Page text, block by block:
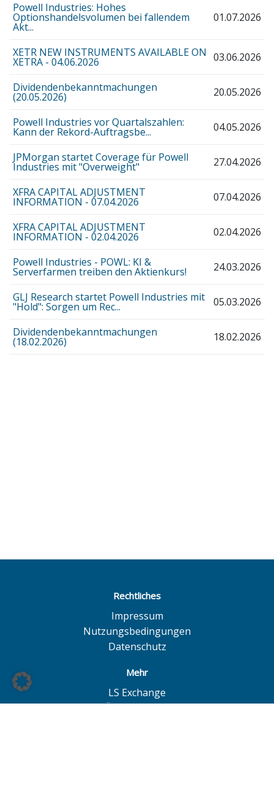
Powell Industries: Hohes
Optionshandelsvolumen bei fallendem
Akt...
01.07.2026
XETR NEW INSTRUMENTS AVAILABLE ON
XETRA - 04.06.2026 03.06.2026
Dividendenbekanntmachungen
(20.05.2026) 20.05.2026
Powell Industries vor Quartalszahlen:
Kann der Rekord-Auftragsbe... 04.05.2026
JPMorgan startet Coverage für Powell
Industries mit "Overweight" 27.04.2026
XFRA CAPITAL ADJUSTMENT
INFORMATION - 07.04.2026 07.04.2026
XFRA CAPITAL ADJUSTMENT
INFORMATION - 02.04.2026 02.04.2026
Powell Industries - POWL: KI &
Serverfarmen treiben den Aktienkurs! 24.03.2026
GLJ Research startet Powell Industries mit
"Hold": Sorgen um Rec... 05.03.2026
Dividendenbekanntmachungen
(18.02.2026) 18.02.2026
Rechtliches
Impressum
Nutzungsbedingungen
Datenschutz
Mehr
LS Exchange
BÖAG Börsen AG